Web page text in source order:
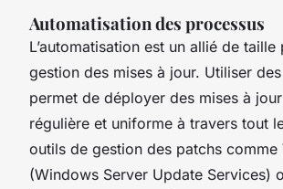
Automatisation des processus
L’automatisation est un allié de taille
gestion des mises à jour. Utiliser
permet de déployer des mises à
régulière et uniforme à travers tout
outils de gestion des patchs comme
(Windows Server Update Services)